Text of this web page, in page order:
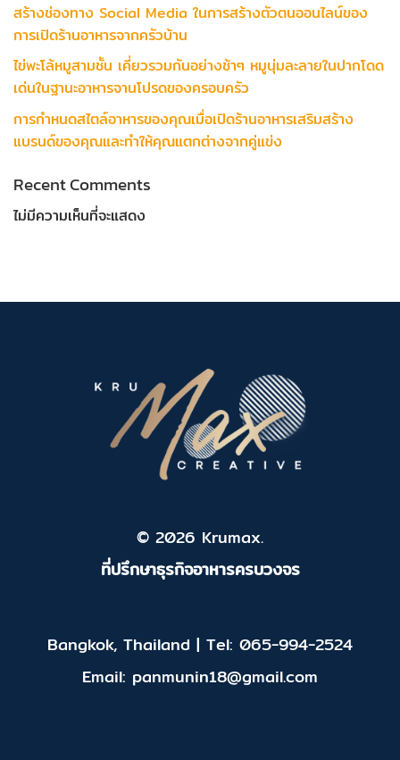
สร้างช่องทาง Social Media ในการสร้างตัวตนออนไลน์ของ
การเปิดร้านอาหารจากครัวบ้าน
ไข่พะโล้หมูสามชั้น เคี่ยวรวมกันอย่างช้าๆ หมูนุ่มละลายในปากโดด
เด่นในฐานะอาหารจานโปรดของครอบครัว
การกำหนดสไตล์อาหารของคุณเมื่อเปิดร้านอาหารเสริมสร้าง
แบรนด์ของคุณและทำให้คุณแตกต่างจากคู่แข่ง
Recent Comments
ไม่มีความเห็นที่จะแสดง
© 2026 Krumax.
ที่ปรึกษาธุรกิจอาหารครบวงจร
Bangkok, Thailand | Tel: 065-994-2524
Email: panmunin18@gmail.com